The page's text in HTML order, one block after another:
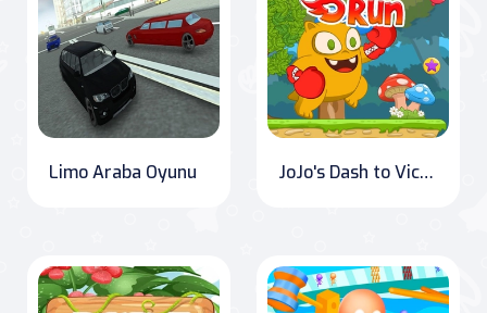
Limo Araba Oyunu JoJo's Dash to Victory: A Colorful Runner Adventure